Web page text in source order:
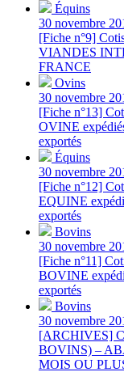
Équins
30 novembre
[Fiche n°9]
VIANDES
FRANCE
Ovins
30 novembre
[Fiche n°13]
OVINE
exportés
Équins
30 novembre
[Fiche n°12]
EQUINE
exportés
Bovins
30 novembre
[Fiche n°11]
BOVINE
exportés
Bovins
30 novembre
[ARCHIVES]
BOVINS) –
MOIS OU